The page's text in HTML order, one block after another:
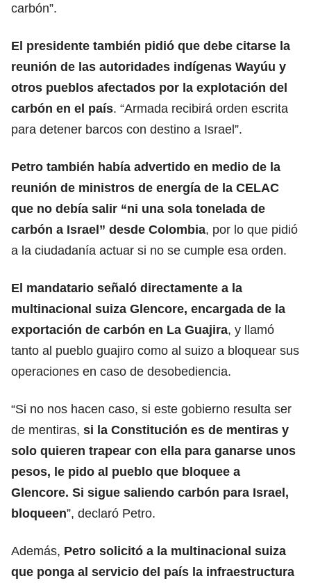
carbón”.
El presidente también pidió que debe citarse la
reunión de las autoridades indígenas Wayúu y
otros pueblos afectados por la explotación del
carbón en el país. “Armada recibirá orden escrita
para detener barcos con destino a Israel”.
Petro también había advertido en medio de la
reunión de ministros de energía de la CELAC
que no debía salir “ni una sola tonelada de
carbón a Israel” desde Colombia, por lo que pidió
a la ciudadanía actuar si no se cumple esa orden.
El mandatario señaló directamente a la
multinacional suiza Glencore, encargada de la
exportación de carbón en La Guajira, y llamó
tanto al pueblo guajiro como al suizo a bloquear sus
operaciones en caso de desobediencia.
“Si no nos hacen caso, si este gobierno resulta ser
de mentiras, si la Constitución es de mentiras y
solo quieren trapear con ella para ganarse unos
pesos, le pido al pueblo que bloquee a
Glencore. Si sigue saliendo carbón para Israel,
bloqueen”, declaró Petro.
Además, Petro solicitó a la multinacional suiza
que ponga al servicio del país la infraestructura